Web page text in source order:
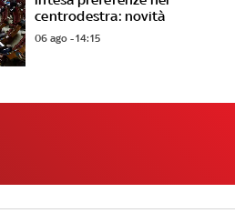
centrodestra: novità
06 ago - 14:15